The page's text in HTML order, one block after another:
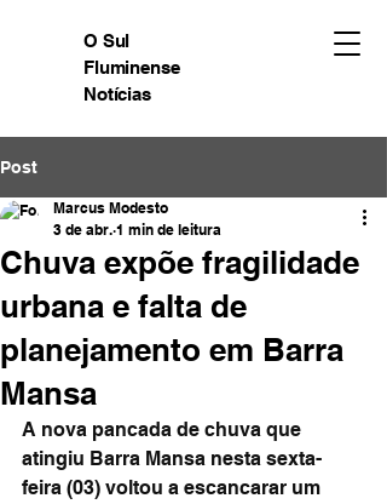
O Sul
Fluminense
Notícias
Post
Chuva expõe fragilidade
urbana e falta de
planejamento em Barra
Mansa
Marcus Modesto
3 de abr. 1 min de leitura
A nova pancada de chuva que
atingiu Barra Mansa nesta sexta-
feira (03) voltou a escancarar um